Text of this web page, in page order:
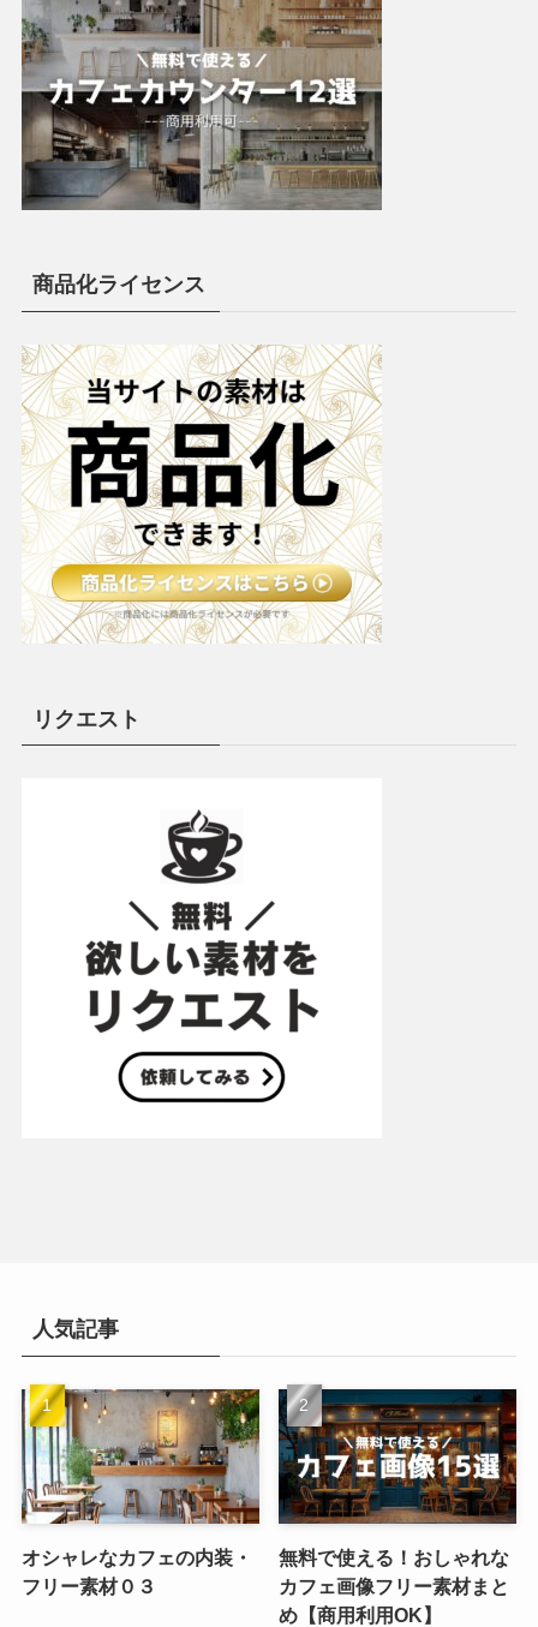
商品化ライセンス
リクエスト
人気記事
オシャレなカフェの内装・
フリー素材０３
無料で使える！おしゃれな
カフェ画像フリー素材まと
め【商用利用OK】